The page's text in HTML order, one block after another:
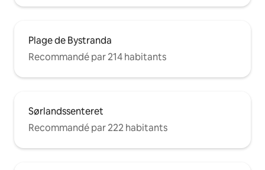
Plage de Bystranda
Recommandé par 214 habitants
Sørlandssenteret
Recommandé par 222 habitants